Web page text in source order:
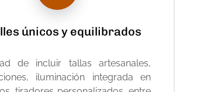
únicos y equilibrados
de incluir tallas artesanales,
iluminación integrada en